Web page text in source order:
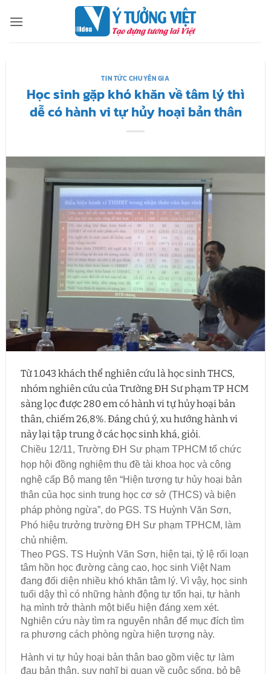
qua
TIN TỨC CHUYÊN GIA
Học sinh gặp khó khăn về tâm lý thì
dễ có hành vi tự hủy hoại bản thân
Từ 1.043 khách thể nghiên cứu là học sinh THCS,
nhóm nghiên cứu của Trường ĐH Sư phạm TP HCM
sàng lọc được 280 em có hành vi tự hủy hoại bản
thân, chiếm 26,8%. Đáng chú ý, xu hướng hành vi
này lại tập trung ở các học sinh khá, giỏi.
Chiều 12/11, Trường ĐH Sư phạm TPHCM tổ chức
họp hội đồng nghiệm thu đề tài khoa học và công
nghệ cấp Bộ mang tên “Hiện tượng tự hủy hoại bản
thân của học sinh trung học cơ sở (THCS) và biện
pháp phòng ngừa”, do PGS. TS Huỳnh Văn Sơn,
Phó hiệu trưởng trường ĐH Sư phạm TPHCM, làm
chủ nhiệm.
Theo PGS. TS Huỳnh Văn Sơn, hiện tại, tỷ lệ rối loạn
tâm hồn học đường càng cao, học sinh Việt Nam
đang đối diện nhiều khó khăn tâm lý. Vì vậy, học sinh
tuổi dậy thì có những hành động tự tổn hại, tự hành
hạ mình trở thành một biểu hiện đáng xem xét.
Nghiên cứu này tìm ra nguyên nhân để mục đích tìm
ra phương cách phòng ngừa hiện tượng này.
Hành vi tự hủy hoại bản thân bao gồm việc tự làm
đau bản thân, suy nghĩ bi quan về cuộc sống, bỏ bê